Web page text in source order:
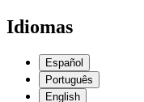
Idiomas
Español
Português
English